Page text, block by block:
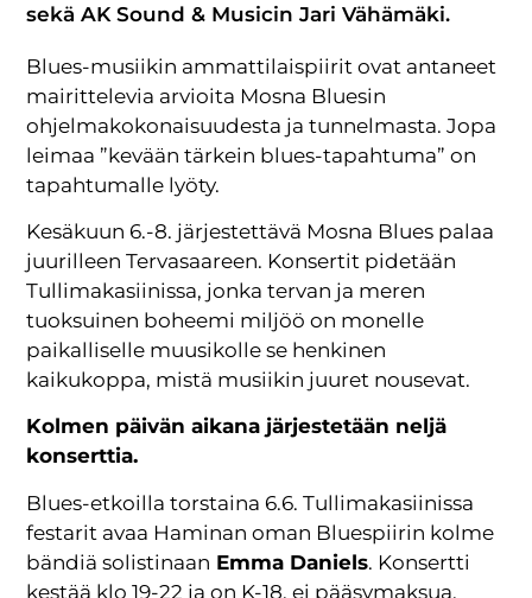
sekä AK Sound & Musicin Jari Vähämäki.
Blues-musiikin ammattilaispiirit ovat antaneet
mairittelevia arvioita Mosna Bluesin
ohjelmakokonaisuudesta ja tunnelmasta. Jopa
leimaa ”kevään tärkein blues-tapahtuma” on
tapahtumalle lyöty.
Kesäkuun 6.-8. järjestettävä Mosna Blues palaa
juurilleen Tervasaareen. Konsertit pidetään
Tullimakasiinissa, jonka tervan ja meren
tuoksuinen boheemi miljöö on monelle
paikalliselle muusikolle se henkinen
kaikukoppa, mistä musiikin juuret nousevat.
Kolmen päivän aikana järjestetään neljä
konserttia.
Blues-etkoilla torstaina 6.6. Tullimakasiinissa
festarit avaa Haminan oman Bluespiirin kolme
bändiä solistinaan Emma Daniels. Konsertti
kestää klo 19-22 ja on K-18, ei pääsymaksua.